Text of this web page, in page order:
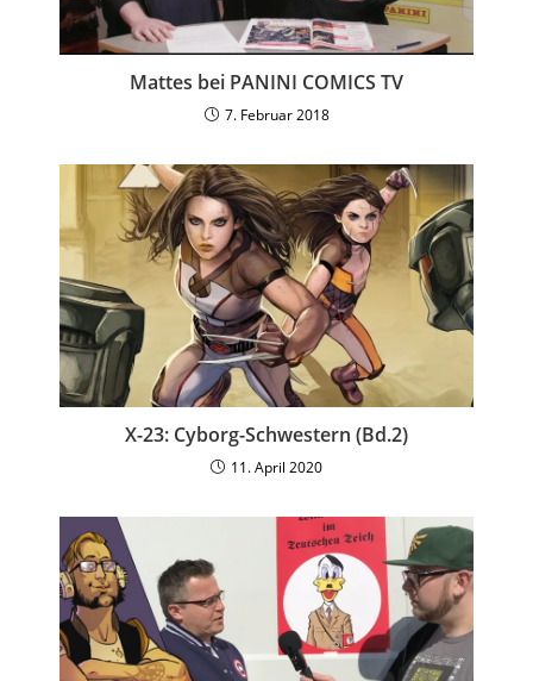
Mattes bei PANINI COMICS TV
7. Februar 2018
X-23: Cyborg-Schwestern (Bd.2)
11. April 2020